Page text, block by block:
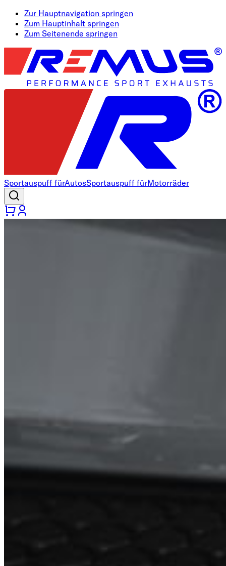
Zur Hauptnavigation springen
Zum Hauptinhalt springen
Zum Seitenende springen
Sportauspuff fürAutosSportauspuff fürMotorräder